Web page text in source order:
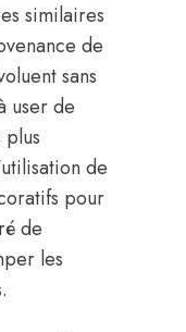
similaires
de
sans
user de
de
pour
de
les